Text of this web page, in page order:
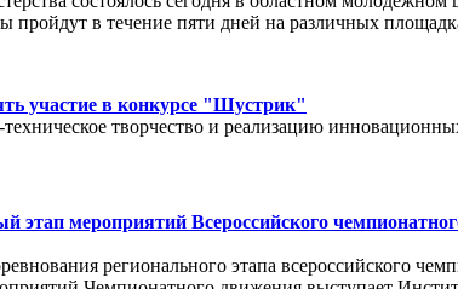
в течение пяти дней на различных
участие в конкурсе "Шустрик"
творчество и реализацию
этап мероприятий Всероссийского
регионального этапа всероссийского